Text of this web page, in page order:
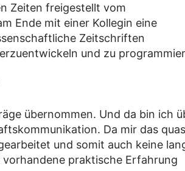
Zeiten freigestellt vom
Ende mit einer Kollegin eine
Zeitschriften
und zu
übernommen. Und da bin ich
Da mir das
und somit auch keine
praktische Erfahrung